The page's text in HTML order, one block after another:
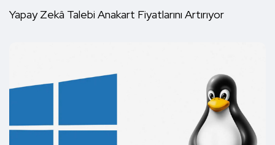
Yapay Zekâ Talebi Anakart Fiyatlarını Artırıyor